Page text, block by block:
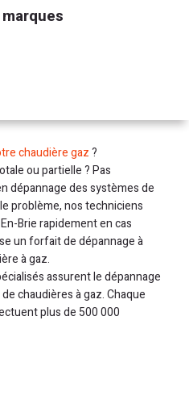
chaudière gaz?
ou partielle ? Pas
dépannage des systèmes de
problème, nos techniciens
Brie rapidement en cas
un forfait de dépannage à
à gaz.
assurent le dépannage
chaudières à gaz. Chaque
plus de 500 000